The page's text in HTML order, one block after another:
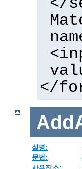
</
</
설명:
문법: